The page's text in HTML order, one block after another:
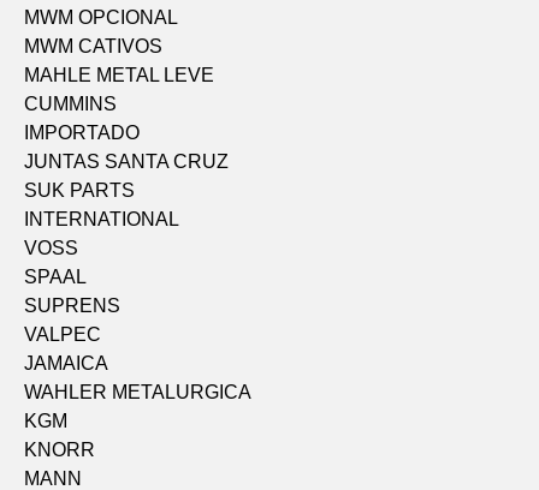
MWM OPCIONAL
MWM CATIVOS
MAHLE METAL LEVE
CUMMINS
IMPORTADO
JUNTAS SANTA CRUZ
SUK PARTS
INTERNATIONAL
VOSS
SPAAL
SUPRENS
VALPEC
JAMAICA
WAHLER METALURGICA
KGM
KNORR
MANN